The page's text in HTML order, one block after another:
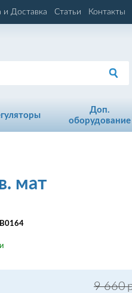
и Доставка Статьи Контакты
Доп.
оборудование
мат
9 660